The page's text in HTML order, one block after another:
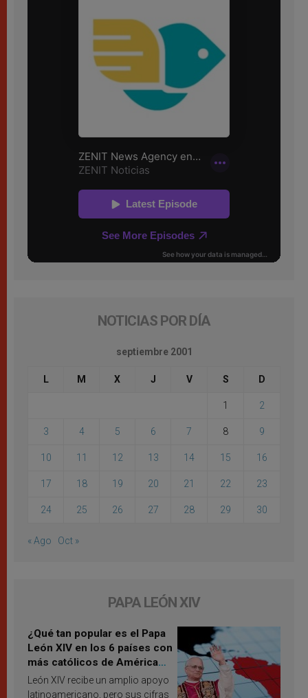
NOTICIAS POR DÍA
septiembre 2001
L M X J V S D
1 2
3 4 5 6 7 8 9
10 11 12 13 14 15 16
17 18 19 20 21 22 23
24 25 26 27 28 29 30
« Ago Oct »
PAPA LEÓN XIV
¿Qué tan popular es el Papa
León XIV en los 6 países con
más católicos de América
Latina en 2026? Publican
resultados de investigación
León XIV recibe un amplio apoyo
latinoamericano, pero sus cifras